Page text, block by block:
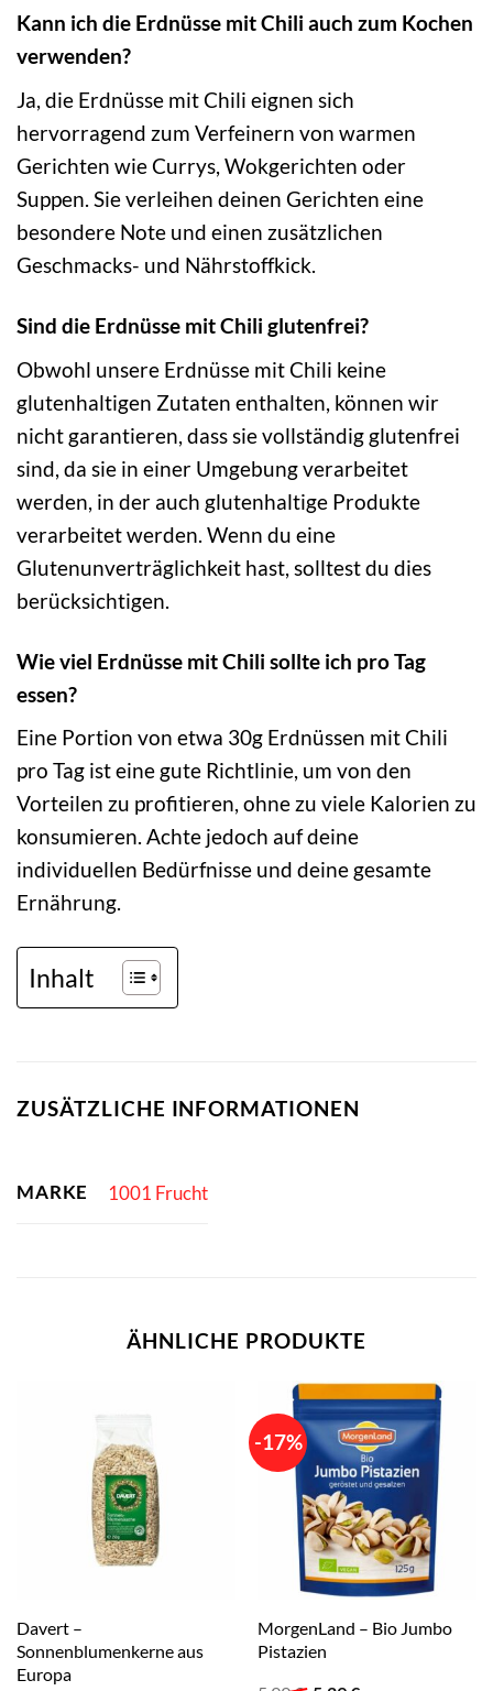
Kann ich die Erdnüsse mit Chili auch zum Kochen
verwenden?
Ja, die Erdnüsse mit Chili eignen sich
hervorragend zum Verfeinern von warmen
Gerichten wie Currys, Wokgerichten oder
Suppen. Sie verleihen deinen Gerichten eine
besondere Note und einen zusätzlichen
Geschmacks- und Nährstoffkick.
Sind die Erdnüsse mit Chili glutenfrei?
Obwohl unsere Erdnüsse mit Chili keine
glutenhaltigen Zutaten enthalten, können wir
nicht garantieren, dass sie vollständig glutenfrei
sind, da sie in einer Umgebung verarbeitet
werden, in der auch glutenhaltige Produkte
verarbeitet werden. Wenn du eine
Glutenunverträglichkeit hast, solltest du dies
berücksichtigen.
Wie viel Erdnüsse mit Chili sollte ich pro Tag
essen?
Eine Portion von etwa 30g Erdnüssen mit Chili
pro Tag ist eine gute Richtlinie, um von den
Vorteilen zu profitieren, ohne zu viele Kalorien zu
konsumieren. Achte jedoch auf deine
individuellen Bedürfnisse und deine gesamte
Ernährung.
Inhalt
ZUSÄTZLICHE INFORMATIONEN
MARKE 1001 Frucht
ÄHNLICHE PRODUKTE
Davert –
Sonnenblumenkerne aus
Europa
-17%
MorgenLand – Bio Jumbo
Pistazien